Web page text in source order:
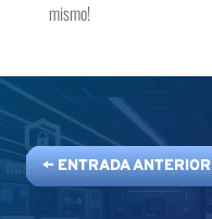
mismo!
← ENTRADA ANTERIOR